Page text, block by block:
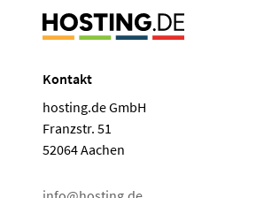
Kontakt
hosting.de GmbH
Franzstr. 51
52064 Aachen